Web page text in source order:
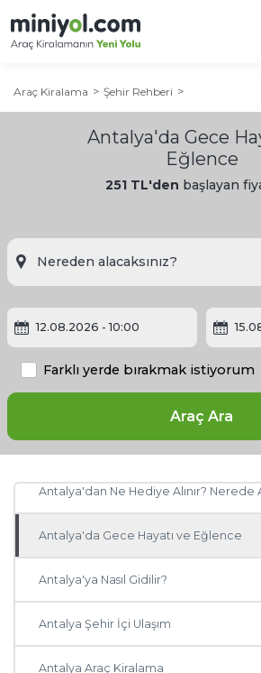
Araç Kiralama Şehir Rehberi
Antalya'da Gece
Eğlence
251 TL'den başlayan
12.08.2026 - 10:00
Araç Ara
Farklı yerde bırakmak istiyorum
Antalya Şehir Rehberi
Antalya’ya Ne Zaman Gidilir?
Antalya'dan Ne Hediye Alınır? Nerede
Antalya'da Gece Hayatı ve Eğlence
Antalya'ya Nasıl Gidilir?
Antalya Şehir İçi Ulaşım
Antalya Araç Kiralama